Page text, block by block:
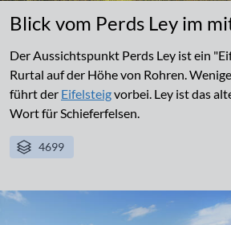
Blick vom Perds Ley im
Der Aussichtspunkt Perds Ley ist ein
Rurtal auf der Höhe von Rohren.
führt der Eifelsteigvorbei. Ley ist das
Wort für Schieferfelsen.
4699